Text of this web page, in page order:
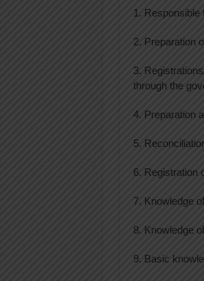
1. Responsible
2. Preparation
3.
through the
4. Preparation
5.
6. Registration
7. Knowledge
8. Knowledge
9. Basic